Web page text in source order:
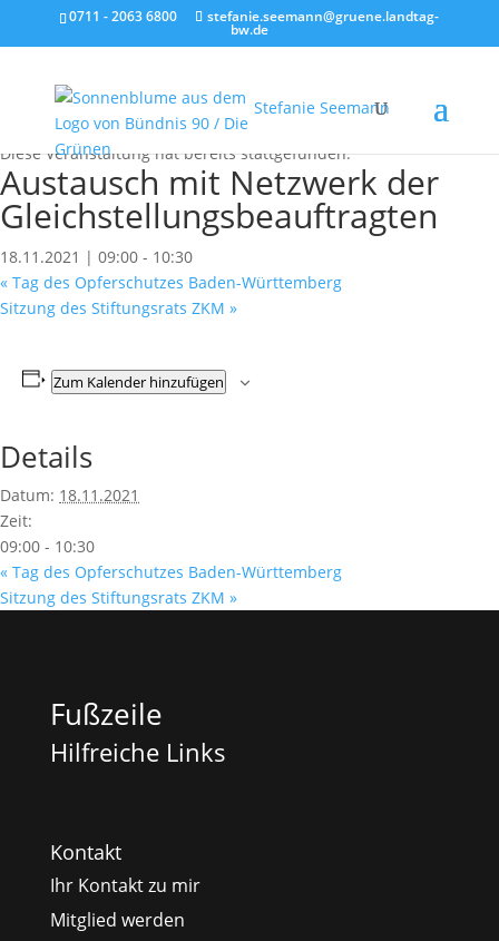
0711 - 2063 6800 stefanie.seemann@gruene.landtag-
bw.de
Stefanie Seemann
« Alle Veranstaltungen
Diese Veranstaltung hat bereits stattgefunden.
Austausch mit Netzwerk der
Gleichstellungsbeauftragten
18.11.2021 | 09:00 - 10:30
« Tag des Opferschutzes Baden-Württemberg
Sitzung des Stiftungsrats ZKM »
Zum Kalender hinzufügen
Details
Datum: 18.11.2021
Zeit:
09:00 - 10:30
« Tag des Opferschutzes Baden-Württemberg
Sitzung des Stiftungsrats ZKM »
Fußzeile
Hilfreiche Links
Kontakt
Ihr Kontakt zu mir
Mitglied werden